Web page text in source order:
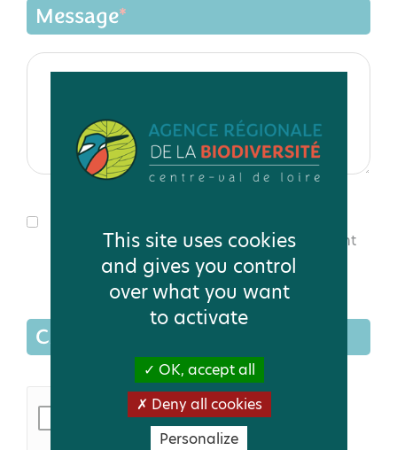
Message
saisies dans ce formulaire pour le traitement
de ma demande.Voir la politique de
protection des données
CAPTCHA
This site uses cookies
and gives you control
over what you want
to activate
OK, accept all
Deny all cookies
Personalize